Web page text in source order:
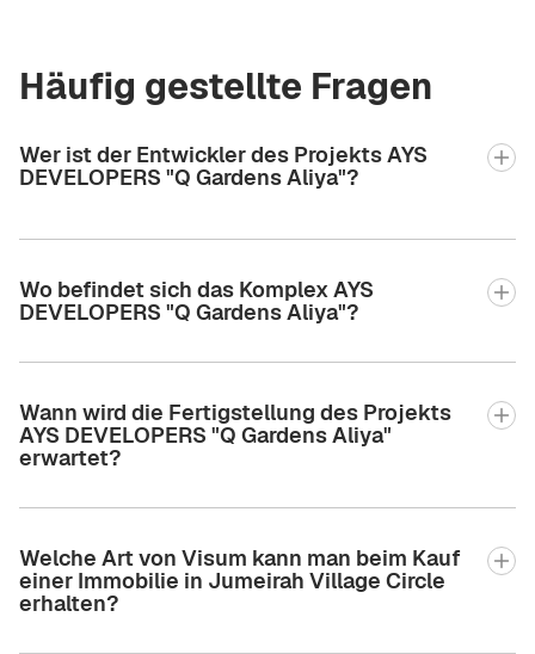
Häufig gestellte Fragen
Wer ist der Entwickler des Projekts AYS
DEVELOPERS "Q Gardens Aliya"?
Wo befindet sich das Komplex AYS
DEVELOPERS "Q Gardens Aliya"?
Wann wird die Fertigstellung des Projekts
AYS DEVELOPERS "Q Gardens Aliya"
erwartet?
Welche Art von Visum kann man beim Kauf
einer Immobilie in Jumeirah Village Circle
erhalten?